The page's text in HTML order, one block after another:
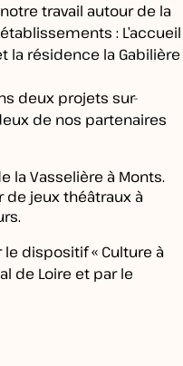
travail autour de la
: L’accueil
la résidence la Gabilière
deux projets sur-
de nos partenaires
la Vasselière à Monts.
de jeux théâtraux à
dispositif « Culture à
de Loire et par le